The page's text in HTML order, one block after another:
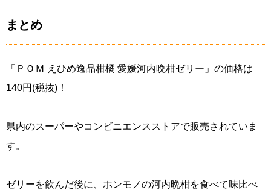
まとめ
「ＰＯＭ えひめ逸品柑橘 愛媛河内晩柑ゼリー」の価格は
140円(税抜)！
県内のスーパーやコンビニエンスストアで販売されていま
す。
ゼリーを飲んだ後に、ホンモノの河内晩柑を食べて味比べ